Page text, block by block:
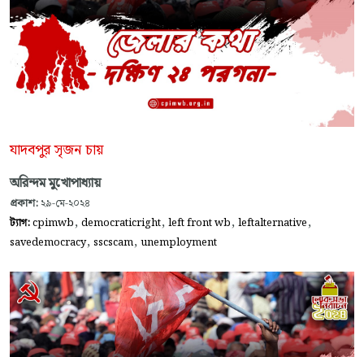
যাদবপুর সৃজন চায়
অরিন্দম মুখোপাধ্যায়
প্রকাশ: ২৯-মে-২০২৪
ট্যাগ:cpimwb, democraticright, left front wb, leftalternative,
savedemocracy, sscscam, unemployment